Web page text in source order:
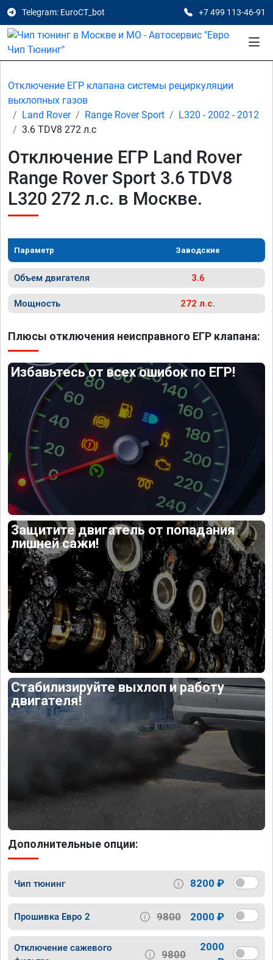
Telegram: EuroCT_bot +7 499 113-46-91
Отключение ЕГР клапана системы рециркуляции
выхлопных газов
Land Rover
Range Rover Sport
L320 - 2002 - 2012
3.6 TDV8 272 л.с
Отключение ЕГР Land Rover
Range Rover Sport 3.6 TDV8
L320 272 л.с. в Москве.
Параметр Заводские
Объем двигателя 3.6
Мощность 272 л.с.
Плюсы отключения неисправного ЕГР клапана:
Избавьтесь от всех ошибок по ЕГР!
Защитите двигатель от попадания
лишней сажи!
Стабилизируйте выхлоп и работу
двигателя!
Дополнительные опции:
Чип тюнинг 8200 ₽
Прошивка Евро 2 9800 2000 ₽
Отключение сажевого
9800
2000